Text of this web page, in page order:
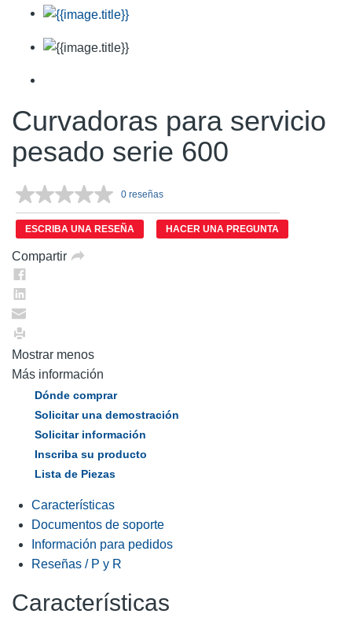
Curvadoras para servicio
pesado serie 600
Sin
puntuación.
Enlace
en
0 reseñas
ESCRIBA UNA RESEÑA HACER UNA PREGUNTA
Compartir
Mostrar menos
Más información
Dónde comprar
Solicitar una demostración
Solicitar información
Inscriba su producto
Lista de Piezas
Características
Documentos de soporte
Información para pedidos
Reseñas / P y R
Características